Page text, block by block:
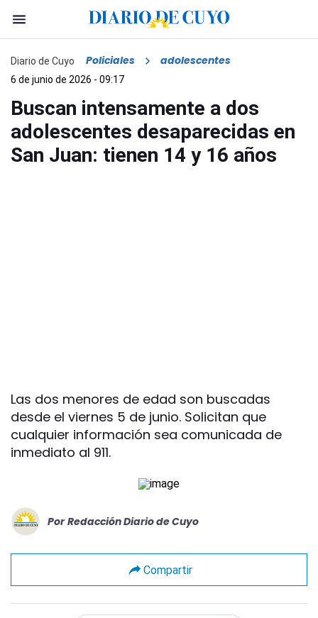
Diario de Cuyo Policiales adolescentes
6 de junio de 2026 - 09:17
Buscan intensamente a dos
adolescentes desaparecidas en
San Juan: tienen 14 y 16 años
Las dos menores de edad son buscadas
desde el viernes 5 de junio. Solicitan que
cualquier información sea comunicada de
inmediato al 911.
Por Redacción Diario de Cuyo
Compartir